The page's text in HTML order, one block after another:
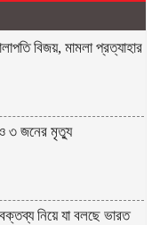
বিজয়, মামলা প্রত্যাহার
৩ জনের মৃত্যু
নিয়ে যা বলছে ভারত